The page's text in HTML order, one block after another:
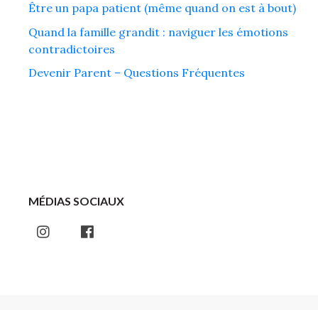
Être un papa patient (même quand on est à bout)
Quand la famille grandit : naviguer les émotions
contradictoires
Devenir Parent – Questions Fréquentes
MÉDIAS SOCIAUX